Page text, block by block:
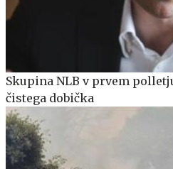
Skupina NLB v prvem
čistega dobička